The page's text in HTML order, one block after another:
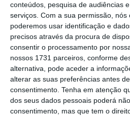
conteúdos, pesquisa de audiências
serviços. Com a sua permissão, nós
poderemos usar identificação e
precisos através da procura de
consentir o processamento por
nossos 1731 parceiros, conforme
alternativa, pode aceder a
alterar as suas preferências antes
consentimento. Tenha em atenção
dos seus dados pessoais poderá
consentimento, mas que tem o
“Os partidos têm que
que lado é que estão. Eu
nunca vacilámos,
precariedade no mapa,
lado em todas as lutas e
chuva ou faça sol”,
disse “não, obrigada” às
instalam em Portugal